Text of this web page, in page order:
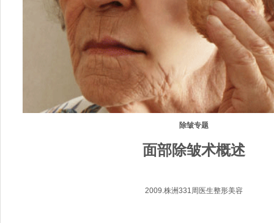
除皱专题
面部除皱术概述
2009.株洲331周医生整形美容